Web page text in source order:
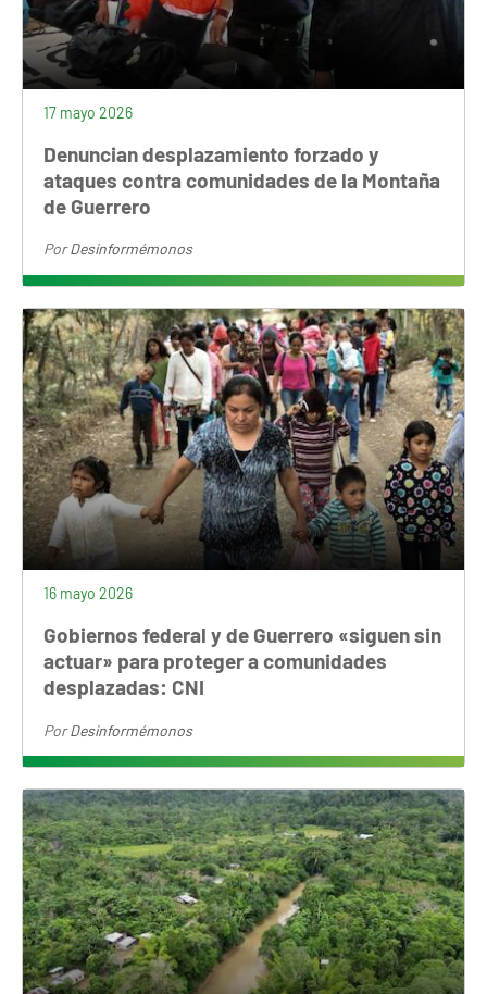
17 mayo 2026
Denuncian desplazamiento forzado y
ataques contra comunidades de la Montaña
de Guerrero
PorDesinformémonos
16 mayo 2026
Gobiernos federal y de Guerrero «siguen sin
actuar» para proteger a comunidades
desplazadas: CNI
PorDesinformémonos